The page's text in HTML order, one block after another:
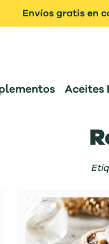
Envíos gratis en
Aceites